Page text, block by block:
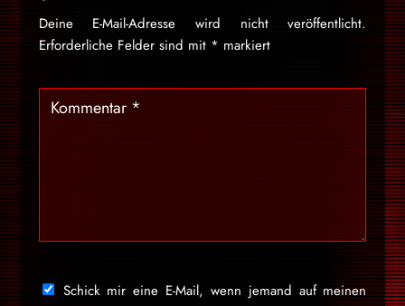
Deine E-Mail-Adresse wird nicht veröffentlicht.
Erforderliche Felder sind mit * markiert
Schick mir eine E-Mail, wenn jemand auf meinen